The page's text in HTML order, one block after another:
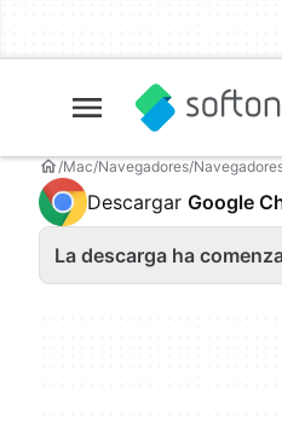
Mac Navegadores
Descargar Google
La descarga ha